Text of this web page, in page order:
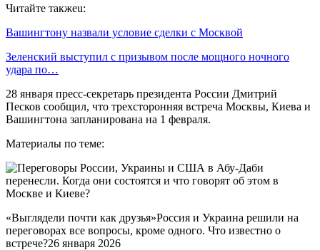
Читайте такжеu:
Вашингтону назвали условие сделки с Москвой
Зеленский выступил с призывом после мощного ночного
удара по…
28 января пресс-секретарь президента России Дмитрий
Песков сообщил, что трехсторонняя встреча Москвы, Киева и
Вашингтона запланирована на 1 февраля.
Материалы по теме:
«Выглядели почти как друзья»Россия и Украина решили на
переговорах все вопросы, кроме одного. Что известно о
встрече?26 января 2026